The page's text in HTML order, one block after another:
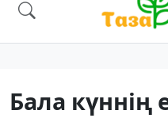
Бала күннің